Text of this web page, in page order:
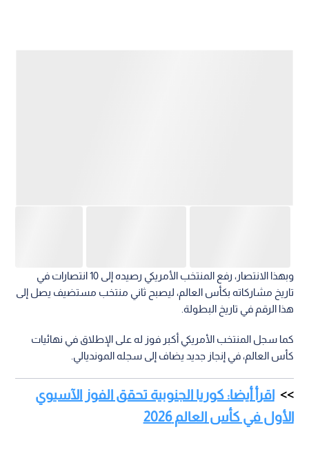
وبهذا الانتصار، رفع المنتخب الأمريكي رصيده إلى 10 انتصارات في
تاريخ مشاركاته بكأس العالم، ليصبح ثاني منتخب مستضيف يصل إلى
هذا الرقم في تاريخ البطولة.
كما سجل المنتخب الأمريكي أكبر فوز له على الإطلاق في نهائيات
كأس العالم، في إنجاز جديد يضاف إلى سجله المونديالي.
اقرأ أيضا: كوريا الجنوبية تحقق الفوز الآسيوي
الأول في كأس العالم 2026